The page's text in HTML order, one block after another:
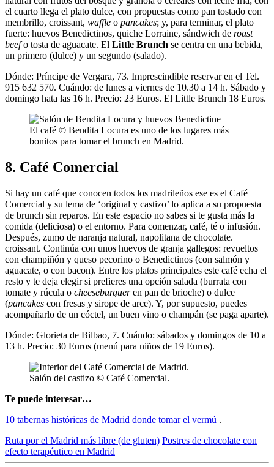
el cuarto llega el plato dulce, con propuestas como pan tostado con
membrillo, croissant, waffle o pancakes; y, para terminar, el plato
fuerte: huevos Benedictinos, quiche Lorraine, sándwich de roast
beefo tosta de aguacate. El Little Brunch se centra en una bebida,
un primero (dulce) y un segundo (salado).
Dónde: Príncipe de Vergara, 73. Imprescindible reservar en el Tel.
915 632 570. Cuándo: de lunes a viernes de 10.30 a 14 h. Sábado y
domingo hata las 16 h. Precio: 23 Euros. El Little Brunch 18 Euros.
El café © Bendita Locura es uno de los lugares más
bonitos para tomar el brunch en Madrid.
8. Café Comercial
Si hay un café que conocen todos los madrileños ese es el Café
Comercial y su lema de ‘original y castizo’ lo aplica a su propuesta
de brunch sin reparos. En este espacio no sabes si te gusta más la
comida (deliciosa) o el entorno. Para comenzar, café, té o infusión.
Después, zumo de naranja natural, napolitana de chocolate.
croissant. Continúa con unos huevos de granja gallegos: revueltos
con champiñón y queso pecorino o Benedictinos (con salmón y
aguacate, o con bacon). Entre los platos principales este café echa el
resto y te deja elegir si prefieres una opción salada (burrata con
tomate y rúcula o cheeseburgueren pan de brioche) o dulce
(pancakes con fresas y sirope de arce). Y, por supuesto, puedes
acompañarlo de un cóctel, un buen vino o champán (se paga aparte).
Dónde: Glorieta de Bilbao, 7. Cuándo: sábados y domingos de 10 a
13 h. Precio: 30 Euros (menú para niños de 19 Euros).
Salón del castizo © Café Comercial.
Te puede interesar…
10 tabernas históricas de Madrid donde tomar el vermú .
Ruta por el Madrid más libre (de gluten) Postres de chocolate con
efecto terapéutico en Madrid